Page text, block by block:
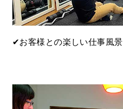
✔お客様との楽しい仕事風景